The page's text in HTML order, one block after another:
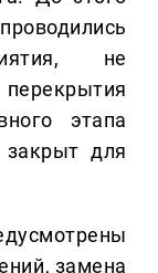
не
этапа
закрыт для
замена